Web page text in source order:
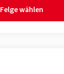
Felge wählen